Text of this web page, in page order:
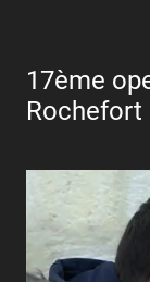
17ème
Rochefort
Lecteur